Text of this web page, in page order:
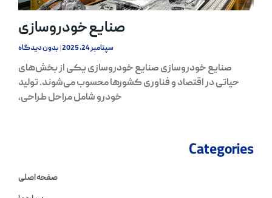
صنایع خودروسازی
سپتامبر 24, 2025 بدون دیدگاه
صنایع خودروسازی صنایع خودروسازی یکی از بخش‌های
حیاتی در اقتصاد و فناوری کشورها محسوب می‌شوند. تولید
خودرو شامل مراحل طراحی،
Categories
صفحه اصلی